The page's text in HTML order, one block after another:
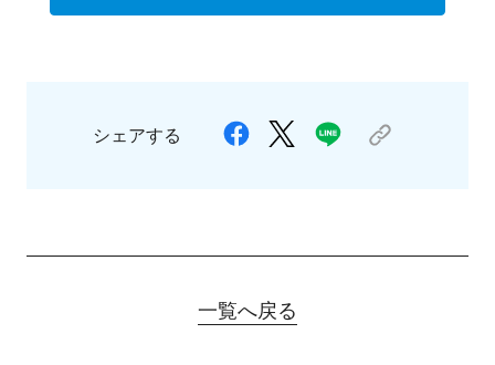
シェアする
一覧へ戻る